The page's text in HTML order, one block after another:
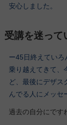
安心しました。
受講を迷って
ー45日終えてい
乗り越えてきて、
ど、最後にデザス
んでる人にメッセ
過去の自分にです